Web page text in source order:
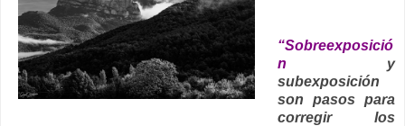
“Sobreexposició
n y
subexposición
son pasos para
corregir los